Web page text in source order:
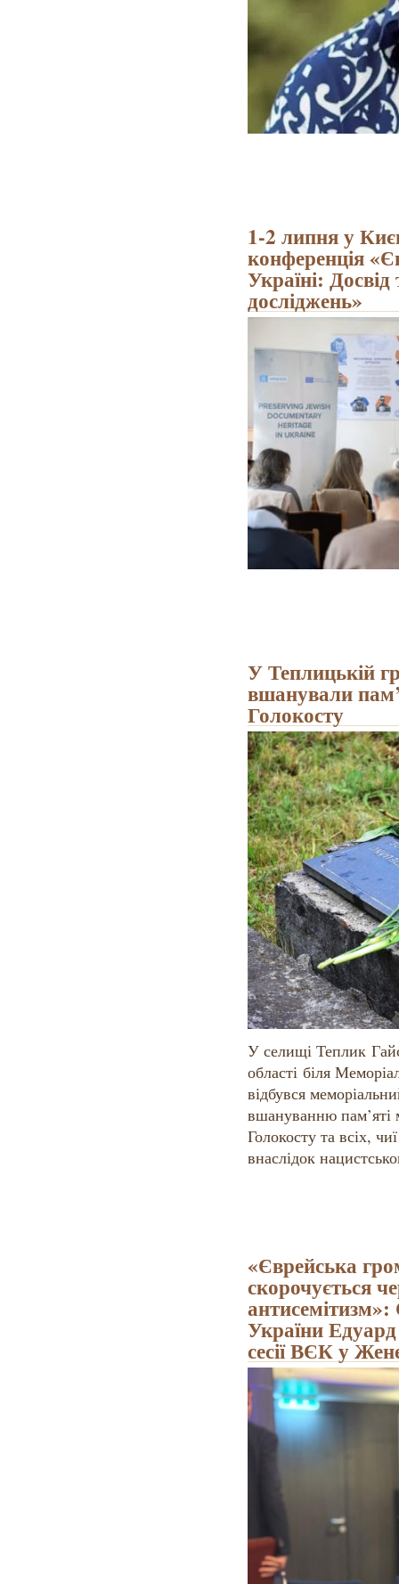
1-2 липня у
конференція
Україні:
досліджень»
У Теплицькій
вшанували
Голокосту
У селищі Теплик
області біля
відбувся
вшануванню пам’яті
Голокосту та всіх,
внаслідок
«Єврейська
скорочується
України
сесії ВЄК у